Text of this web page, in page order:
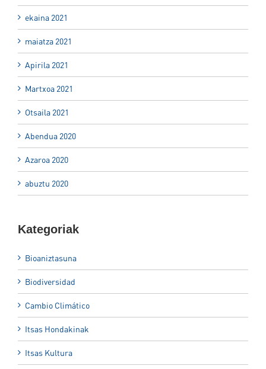
ekaina 2021
maiatza 2021
Apirila 2021
Martxoa 2021
Otsaila 2021
Abendua 2020
Azaroa 2020
abuztu 2020
Kategoriak
Bioaniztasuna
Biodiversidad
Cambio Climático
Itsas Hondakinak
Itsas Kultura